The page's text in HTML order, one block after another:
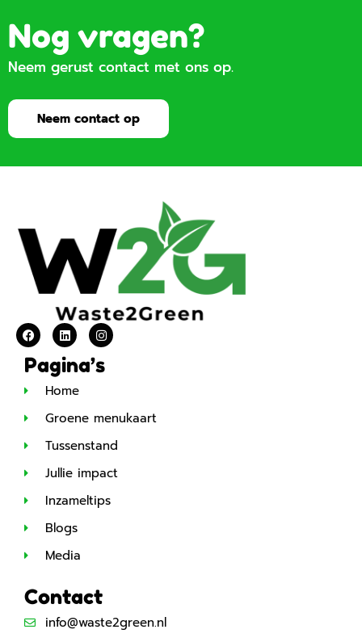
Nog vragen?
Neem gerust contact met ons op.
Neem contact op
Pagina’s
Home
Groene menukaart
Tussenstand
Jullie impact
Inzameltips
Blogs
Media
Contact
info@waste2green.nl